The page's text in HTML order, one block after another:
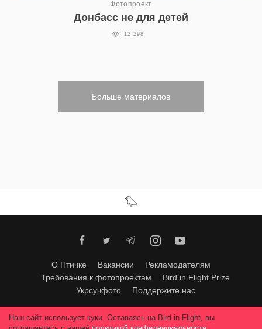
Фотопроект
Донбасс не для детей
12 298
Больше материалов
О Птичке Вакансии
Рекламодателям
Требования к фотопроектам
Bird in Flight Prize
Укрсучфото
Поддержите нас
Любое использование материалов допускается только с согласия
редакции.© 2026, Bird In Flight.
Наш сайт использует куки. Оставаясь на Bird in Flight, вы